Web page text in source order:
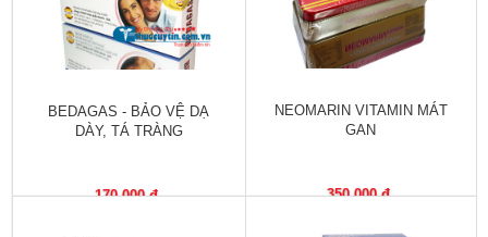
Làm
đẹp
và
sức
Chăm
BEDAGAS - BẢO VỆ DẠ
DÀY, TÁ TRÀNG
170,000 đ
NEOMARIN VITAMIN MÁT
GAN
350,000 đ